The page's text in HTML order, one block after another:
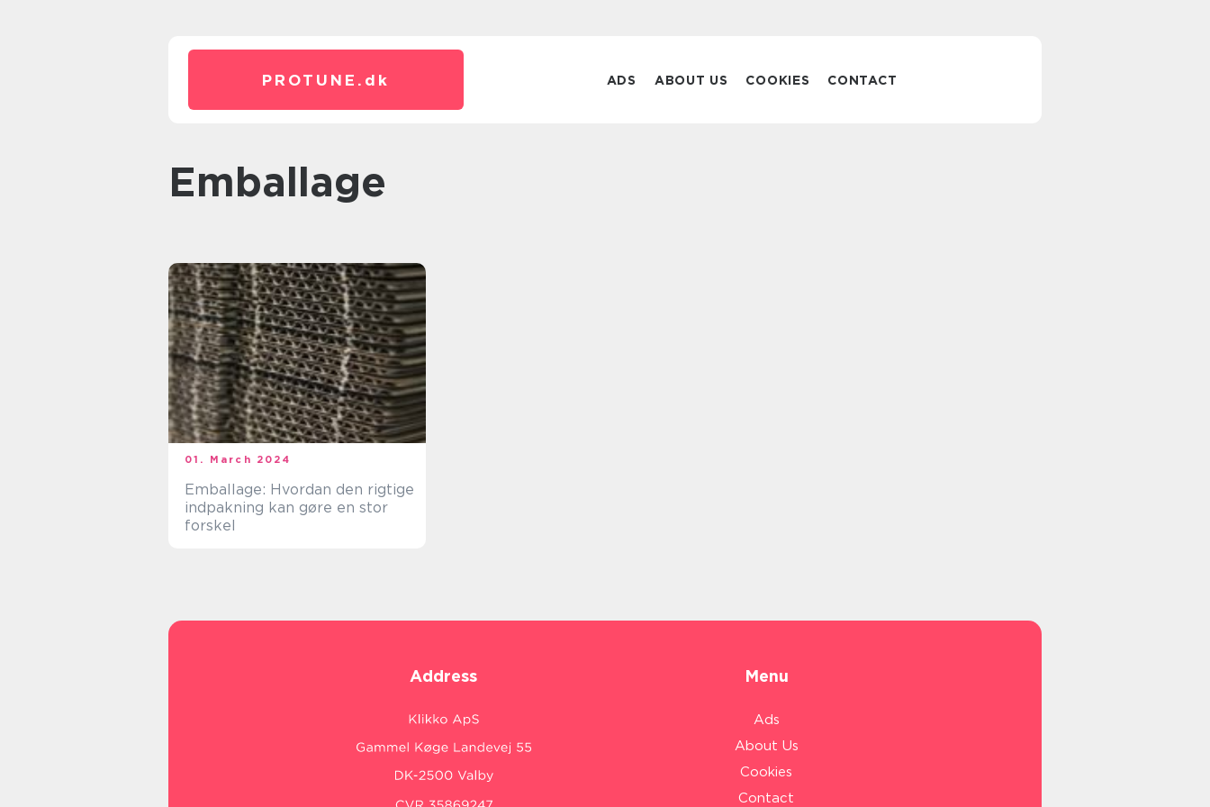
PROTUNE. dk ADS ABOUT US COOKIES CONTACT
Emballage
01. March 2024
Emballage: Hvordan den rigtige
indpakning kan gøre en stor
forskel
Address Menu
Ads
About Us
Cookies
Contact